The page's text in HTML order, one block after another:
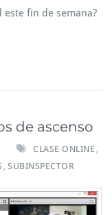
este fin de semana?
de ascenso
CLASE ONLINE
SUBINSPECTOR